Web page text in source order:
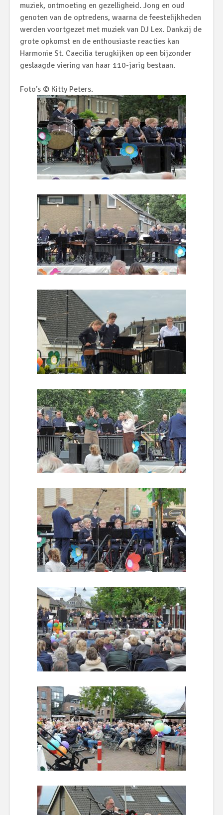
muziek, ontmoeting en gezelligheid. Jong en oud
genoten van de optredens, waarna de feestelijkheden
werden voortgezet met muziek van DJ Lex. Dankzij de
grote opkomst en de enthousiaste reacties kan
Harmonie St. Caecilia terugkijken op een bijzonder
geslaagde viering van haar 110-jarig bestaan.
Foto’s © Kitty Peters.